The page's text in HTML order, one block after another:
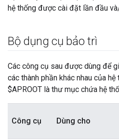
hệ thống được cài đặt lần đầu
Bộ dụng cụ bảo trì
Các công cụ sau được dùng để
các thành phần khác nhau của
$APROOT là thư mục chứa hệ
Công cụ Dùng cho